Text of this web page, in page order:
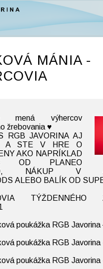
MÁNIA -
mená výhercov
žrebovania ♥
RGB JAVORINA AJ
A STE V HRE O
AKO NAPRÍKLAD
OD PLANEO
NÁKUP V
ALEBO BALÍK OD
TÝŽDENNÉHO
poukážka RGB Javorina
poukážka RGB Javorina
poukážka RGB Javorina